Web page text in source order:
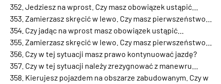
Jedziesz na wprost. Czy masz obowiązek ustąpić…
Zamierzasz skręcić w lewo. Czy masz pierwszeństwo…
Czy jadąc na wprost masz obowiązek ustąpić…
Zamierzasz skręcić w lewo. Czy masz pierwszeństwo…
Czy w tej sytuacji masz prawo kontynuować jazdę?
Czy w tej sytuacji należy zrezygnować z manewru…
Kierujesz pojazdem na obszarze zabudowanym. Czy w